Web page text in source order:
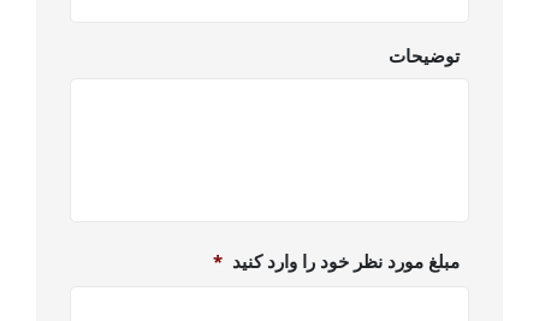
توضیحات
مبلغ مورد نظر خود را وارد کنید *